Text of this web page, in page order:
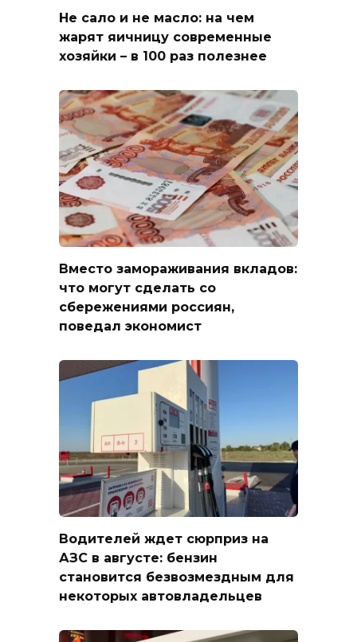
Не сало и не масло: на чем
жарят яичницу современные
хозяйки – в 100 раз полезнее
Вместо замораживания вкладов:
что могут сделать со
сбережениями россиян,
поведал экономист
Водителей ждет сюрприз на
АЗС в августе: бензин
становится безвозмездным для
некоторых автовладельцев